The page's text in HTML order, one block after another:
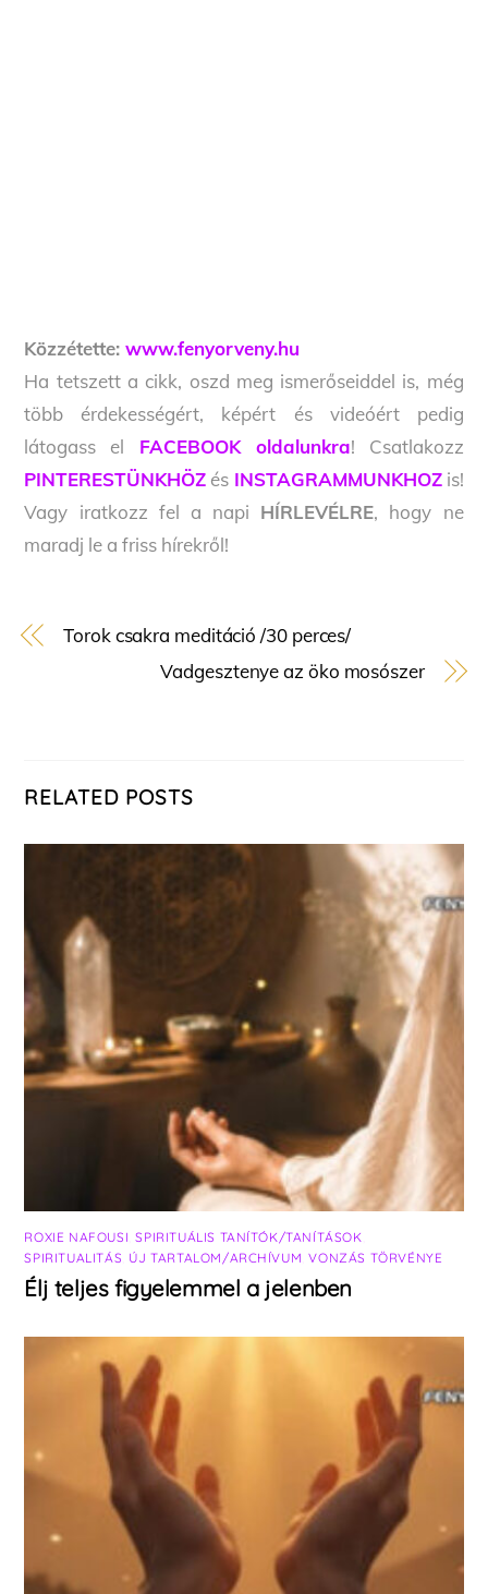
Közzétette:www.fenyorveny.hu
Ha tetszett a cikk, oszd meg ismerőseiddel is, még
több érdekességért, képért és videóért pedig
látogass el FACEBOOK oldalunkra! Csatlakozz
PINTERESTÜNKHÖZ és INSTAGRAMMUNKHOZis!
Vagy iratkozz fel a napi HÍRLEVÉLRE, hogy ne
maradj le a friss hírekről!
Torok csakra meditáció /30 perces/
Vadgesztenye az öko mosószer
RELATED POSTS
ROXIE NAFOUSI ,SPIRITUÁLIS TANÍTÓK/TANÍTÁSOK
SPIRITUALITÁS ÚJ TARTALOM/ARCHÍVUM ,VONZÁS TÖRVÉNYE
Élj teljes figyelemmel a jelenben